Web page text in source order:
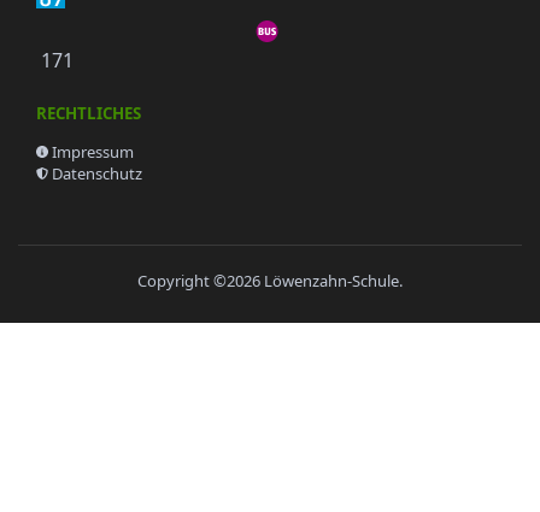
171
RECHTLICHES
Impressum
Datenschutz
Copyright ©2026 Löwenzahn-Schule.